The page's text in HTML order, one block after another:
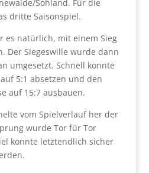
Sohland. Für die
dritte Saisonspiel.
es natürlich, mit einem Sieg
Der Siegeswille wurde dann
umgesetzt. Schnell konnte
5:1 absetzen und den
auf 15:7 ausbauen.
vom Spielverlauf her der
wurde Tor für Tor
konnte letztendlich sicher